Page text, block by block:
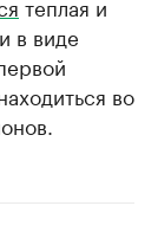
в виде
во